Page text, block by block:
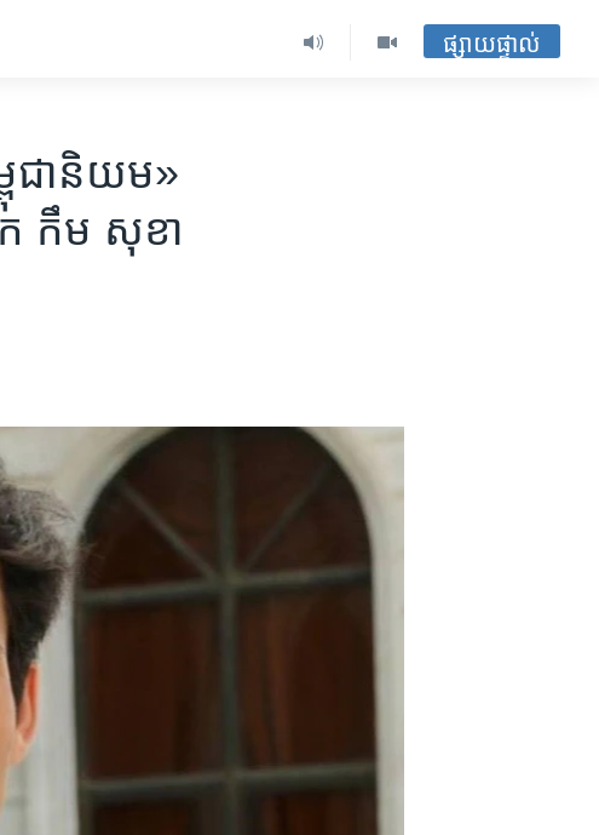
ផ្សាយផ្ទាល់
ជា​និយម»​
ក កឹម សុខា